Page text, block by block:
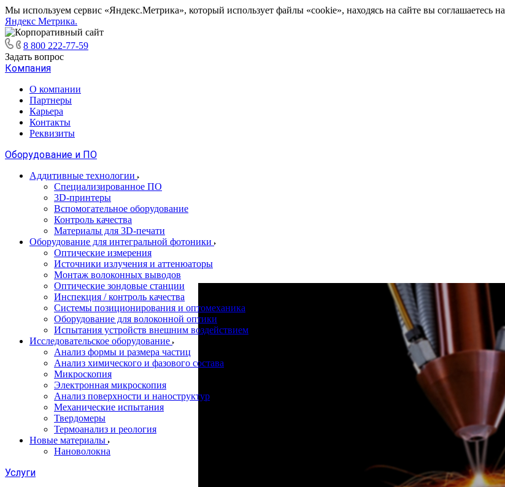
Мы используем сервис «Яндекс.Метрика», который использует файлы «cookie», находясь на сайте вы соглашаетесь на
Яндекс Метрика.
8 800 222-77-59
Задать вопрос
Компания
О компании
Партнеры
Карьера
Контакты
Реквизиты
Оборудование и ПО
Аддитивные технологии
Специализированное ПО
3D-принтеры
Вспомогательное оборудование
Контроль качества
Материалы для 3D-печати
Оборудование для интегральной фотоники
Оптические измерения
Источники излучения и аттенюаторы
Монтаж волоконных выводов
Оптические зондовые станции
Инспекция / контроль качества
Системы позиционирования и оптомеханика
Оборудование для волоконной оптики
Испытания устройств внешним воздействием
Исследовательское оборудование
Анализ формы и размера частиц
Анализ химического и фазового состава
Микроскопия
Электронная микроскопия
Анализ поверхности и наноструктур
Механические испытания
Твердомеры
Термоанализ и реология
Новые материалы
Нановолокна
Услуги